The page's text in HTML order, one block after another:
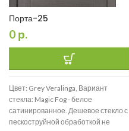
Порта-25
0 р.
Цвет: Grey Veralinga, Вариант
стекла: Magic Fog - белое
сатинированное. Дешевое стекло с
пескоструйной обработкой не